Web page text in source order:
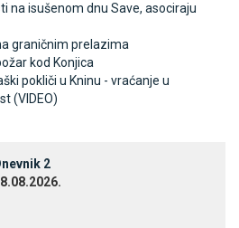
na isušenom dnu Save, asociraju
graničnim prelazima
kod Konjica
pokliči u Kninu - vraćanje u
(VIDEO)
2